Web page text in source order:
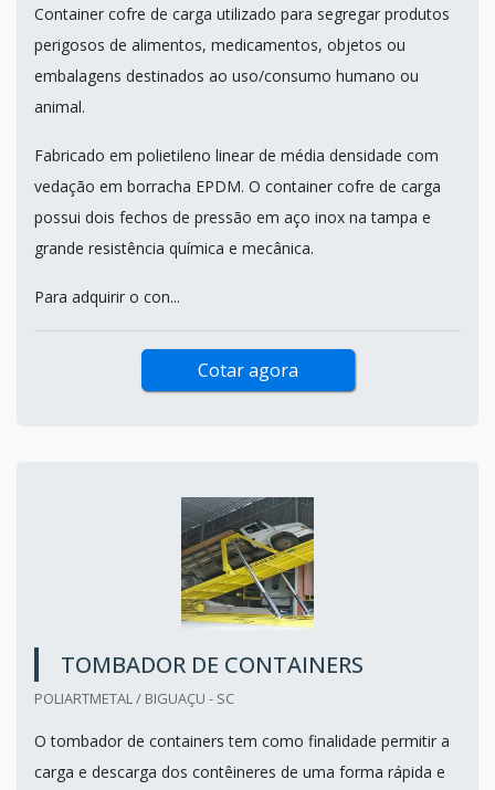
Container cofre de carga utilizado para segregar produtos
perigosos de alimentos, medicamentos, objetos ou
embalagens destinados ao uso/consumo humano ou
animal.
Fabricado em polietileno linear de média densidade com
vedação em borracha EPDM. O container cofre de carga
possui dois fechos de pressão em aço inox na tampa e
grande resistência química e mecânica.
Para adquirir o con...
Cotar agora
TOMBADOR DE CONTAINERS
POLIARTMETAL / BIGUAÇU - SC
O tombador de containers tem como finalidade permitir a
carga e descarga dos contêineres de uma forma rápida e